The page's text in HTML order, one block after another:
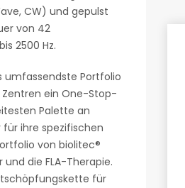
CW) und gepulst
von 42
2500 Hz.
umfassendste Portfolio
ein One-Stop-
Palette an
ihre spezifischen
von biolitec®
die FLA-Therapie.
für